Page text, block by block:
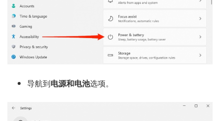
导航到电源和电池选项。